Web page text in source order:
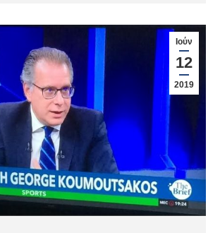
Ιούν
12
2019